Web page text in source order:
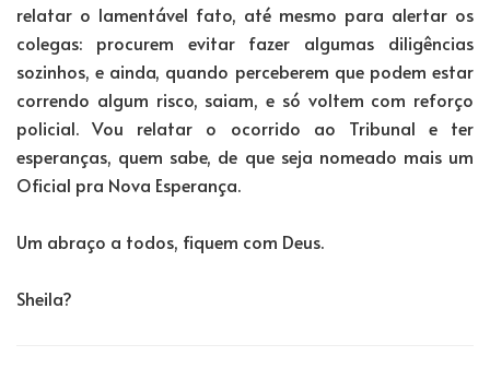
relatar o lamentável fato, até mesmo para alertar os
colegas: procurem evitar fazer algumas diligências
sozinhos, e ainda, quando perceberem que podem estar
correndo algum risco, saiam, e só voltem com reforço
policial. Vou relatar o ocorrido ao Tribunal e ter
esperanças, quem sabe, de que seja nomeado mais um
Oficial pra Nova Esperança.
Um abraço a todos, fiquem com Deus.
Sheila?